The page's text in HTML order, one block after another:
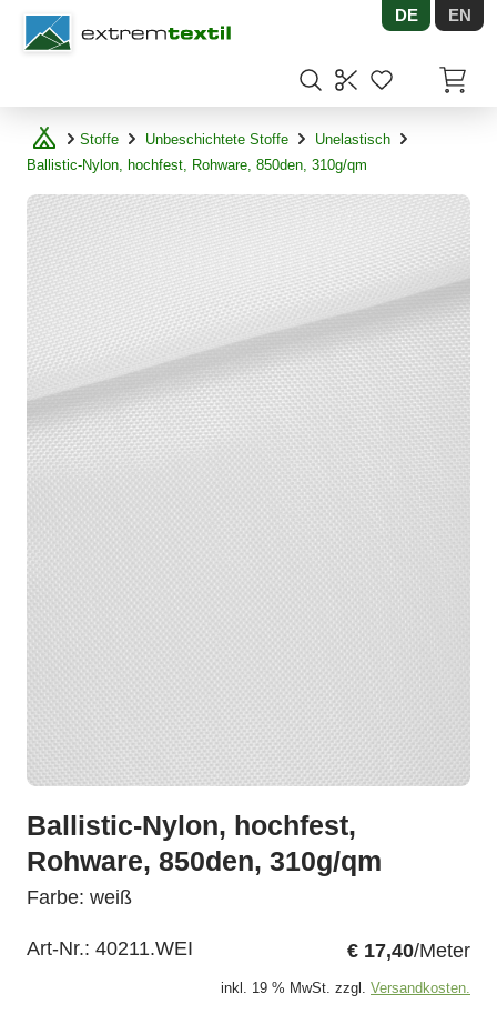
Shopware DE EN
Stoffe Unbeschichtete Stoffe
Unelastisch
Ballistic-Nylon, hochfest, Rohware, 850den, 310g/qm
Ballistic-Nylon, hochfest,
Rohware, 850den, 310g/qm
Farbe: weiß
Art-Nr.: 40211.WEI € 17,40/Meter
inkl. 19 % MwSt. zzgl. Versandkosten.